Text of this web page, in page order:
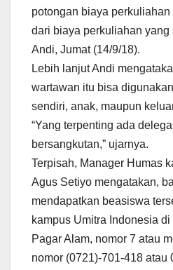
potongan biaya
dari biaya perkuliahan yang
Andi, Jumat (14/9/18).
Lebih lanjut Andi
wartawan itu bisa
sendiri, anak, maupun
“Yang terpenting ada
bersangkutan,” ujarnya.
Terpisah, Manager Humas
Agus Setiyo mengatakan,
mendapatkan beasiswa
kampus Umitra Indonesia
Pagar Alam, nomor 7 atau
nomor (0721)-701-418 atau